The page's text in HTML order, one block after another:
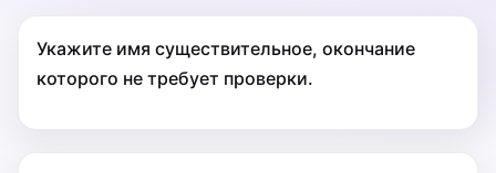
Укажите имя существительное, окончание
которого не требует проверки.